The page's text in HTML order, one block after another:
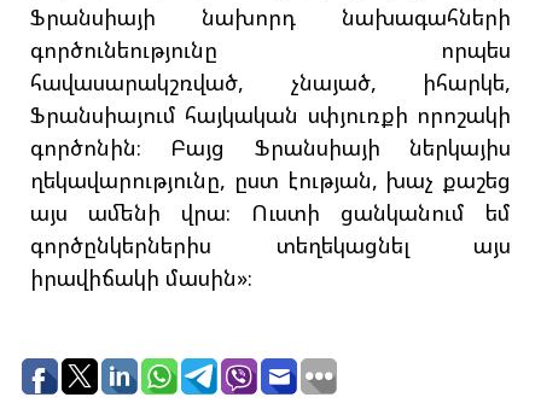
Ֆրանսիայի նախորդ նախագահների
գործունեությունը որպես
հավասարակշռված, չնայած, իհարկե,
Ֆրանսիայում հայկական սփյուռքի որոշակի
գործոնին։ Բայց Ֆրանսիայի ներկայիս
ղեկավարությունը, ըստ էության, խաչ քաշեց
այս ամենի վրա։ Ուստի ցանկանում եմ
գործընկերներիս տեղեկացնել այս
իրավիճակի մասին»։